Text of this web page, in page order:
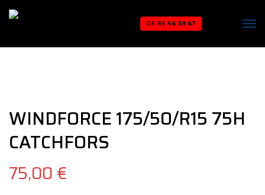
04 93 46 39 67
WINDFORCE 175/50/R15 75H
CATCHFORS
75,00 €